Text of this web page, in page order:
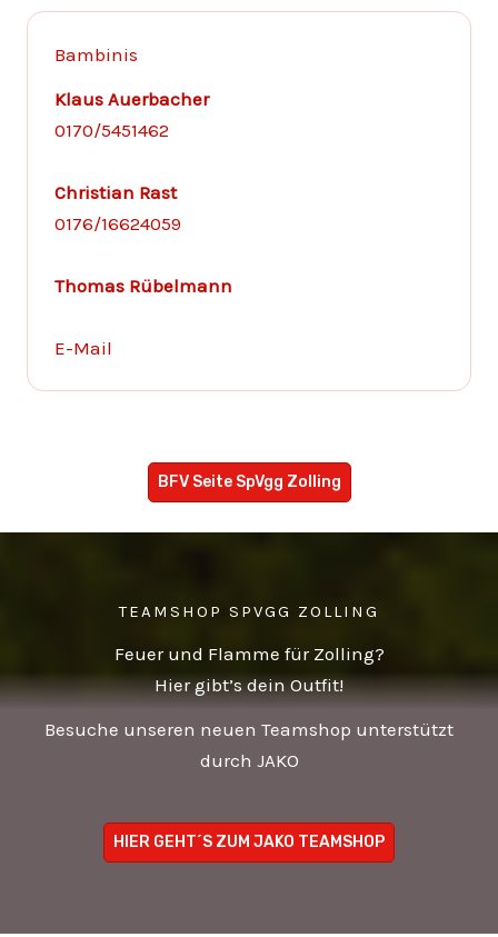
Bambinis
Klaus Auerbacher
0170/5451462
Christian Rast
0176/16624059
Thomas Rübelmann
E-Mail
BFV Seite SpVgg Zolling
TEAMSHOP SPVGG ZOLLING
Feuer und Flamme für Zolling?
Hier gibt’s dein Outfit!
Besuche unseren neuen Teamshop unterstützt
durch JAKO
HIER GEHT´S ZUM JAKO TEAMSHOP